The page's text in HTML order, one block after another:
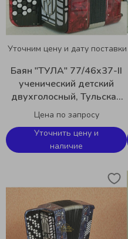
Уточним цену и дату поставки
Баян "ТУЛА" 77/46x37-II
ученический детский
двухголосный, Тульская
Гармонь BN-46
Цена по запросу
Уточнить цену и
наличие